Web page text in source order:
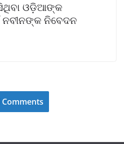
ଓଡ଼ିଆଙ୍କ
ନବୀନଙ୍କ ନିବେଦନ
Comments